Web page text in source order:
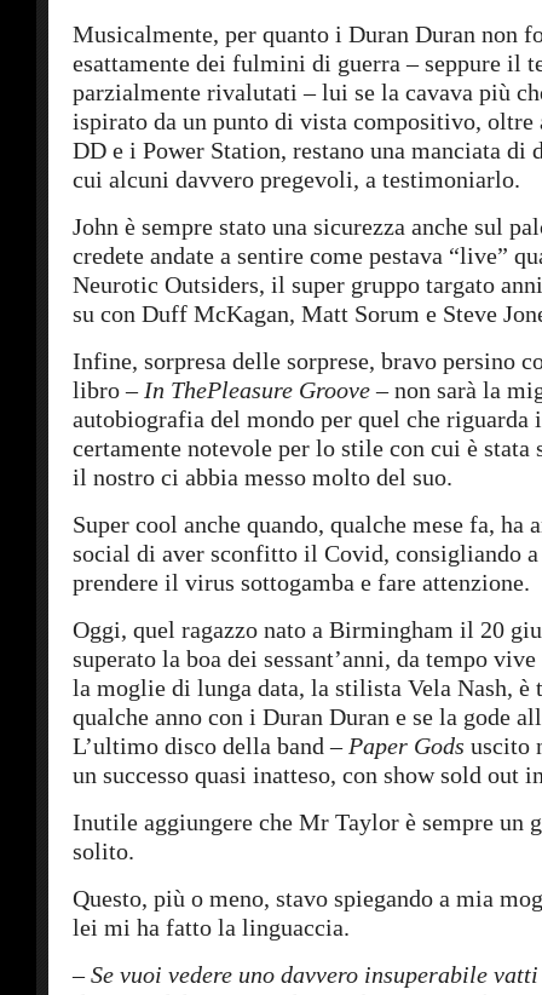
Musicalmente, per quanto i Duran Duran non
esattamente dei fulmini di guerra – seppure il
parzialmente rivalutati – lui se la cavava più
ispirato da un punto di vista compositivo,
DD e i Power Station, restano una manciata di
cui alcuni davvero pregevoli, a testimoniarlo.
John è sempre stato una sicurezza anche sul
credete andate a sentire come pestava “live”
Neurotic Outsiders, il super gruppo targato
su con Duff McKagan, Matt Sorum e Steve
Infine, sorpresa delle sorprese, bravo persino
libro – In ThePleasure Groove– non sarà la
autobiografia del mondo per quel che riguarda
certamente notevole per lo stile con cui è stata
il nostro ci abbia messo molto del suo.
Super cool anche quando, qualche mese fa, ha
social di aver sconfitto il Covid, consigliando
prendere il virus sottogamba e fare attenzione.
Oggi, quel ragazzo nato a Birmingham il 20
superato la boa dei sessant’anni, da tempo
la moglie di lunga data, la stilista Vela Nash, è
qualche anno con i Duran Duran e se la gode
L’ultimo disco della band – Paper Gods uscito
un successo quasi inatteso, con show sold out
Inutile aggiungere che Mr Taylor è sempre un
solito.
Questo, più o meno, stavo spiegando a mia
lei mi ha fatto la linguaccia.
–Se vuoi vedere uno davvero insuperabile vatti